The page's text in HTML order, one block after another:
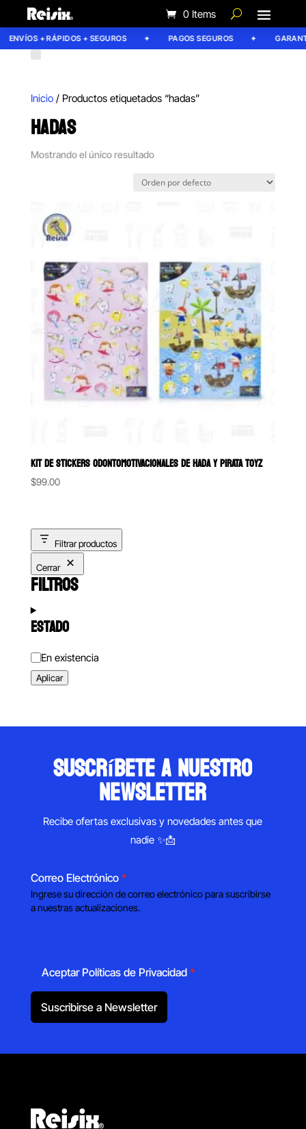
0 Items
ENVÍOS + RÁPIDOS + SEGUROS PAGOS SEGUROS
Inicio/ Productos etiquetados “hadas”
HADAS
Mostrando el único resultado
KIT DE STICKERS ODONTOMOTIVACIONALES DE HADA Y PIRATA TOYZ
$99.00
Filtrar productos
Cerrar
FILTROS
ESTADO
Estado
En existencia
Aplicar
suscríbete a nuestro
newsletter
Recibe ofertas exclusivas y novedades antes que
nadie ✨📩
Correo Electrónico *
Ingrese su dirección de correo electrónico para suscribirse
a nuestras actualizaciones.
Aceptar Políticas de Privacidad *
Suscribirse a Newsletter